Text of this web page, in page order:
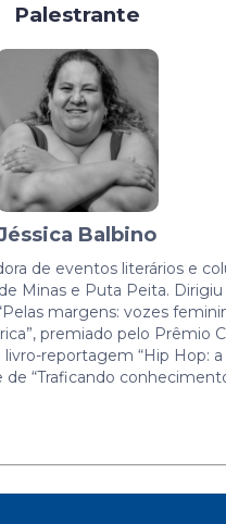
Palestrante
Balbino
de eventos literários e
Minas e Puta Peita. Dirigiu
margens: vozes
premiado pelo Prêmio
livro-reportagem “Hip Hop:
de “Traficando